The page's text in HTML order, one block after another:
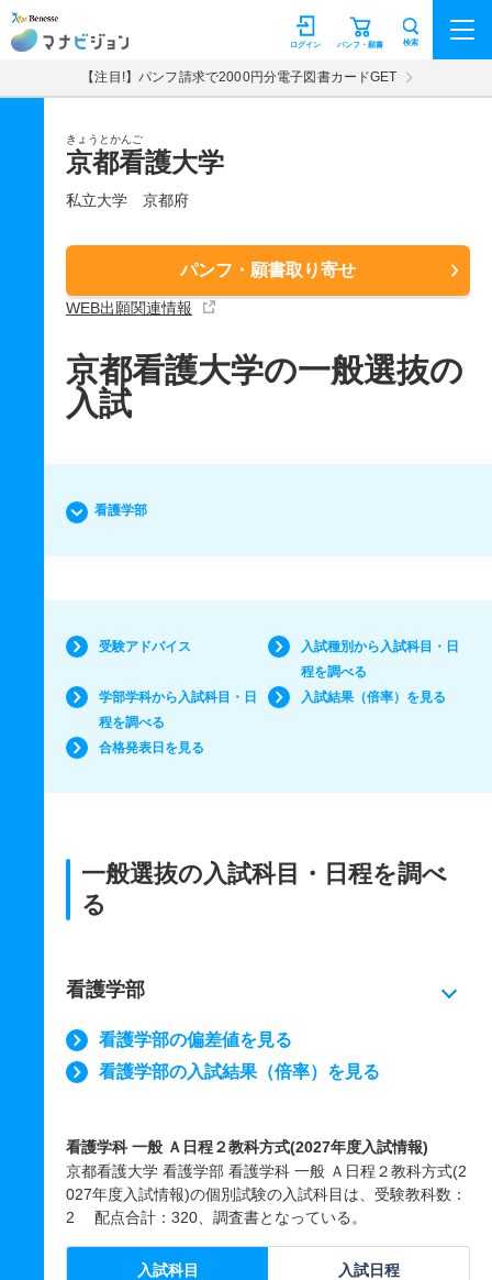
マナビジョン パンフ・願書
ログイン 検索
【注目!】パンフ請求で2000円分電子図書カードGET
きょうとかんご
京都看護大学
私立大学 京都府
パンフ・願書取り寄せ
WEB出願関連情報
京都看護大学の一般選抜の
入試
看護学部
受験アドバイス
入試種別から入試科目・日
程を調べる
学部学科から入試科目・日
程を調べる
入試結果（倍率）を見る
合格発表日を見る
一般選抜の入試科目・日程を調べ
る
看護学部
看護学部の偏差値を見る
看護学部の入試結果（倍率）を見る
看護学科 一般 Ａ日程２教科方式(2027年度入試情報)
京都看護大学 看護学部 看護学科 一般 Ａ日程２教科方式(2
027年度入試情報)の個別試験の入試科目は、受験教科数：
2 配点合計：320、調査書となっている。
入試科目 入試日程